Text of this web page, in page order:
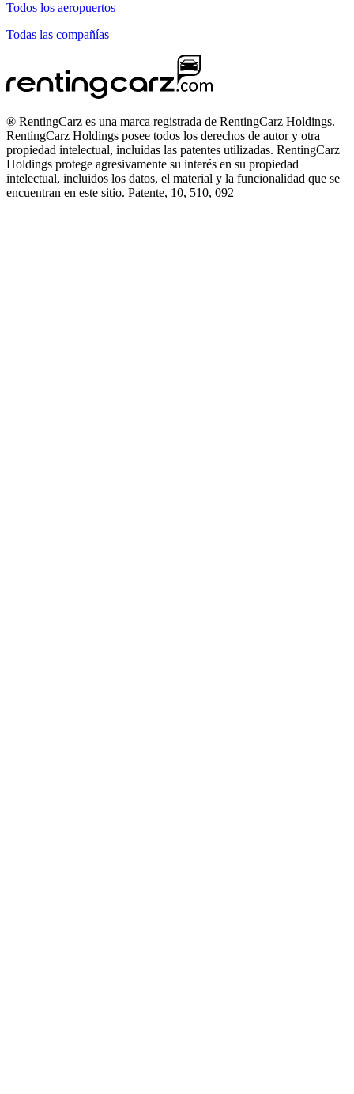
Todos los aeropuertos
Todas las compañías
® RentingCarz es una marca registrada de RentingCarz Holdings.
RentingCarz Holdings posee todos los derechos de autor y otra
propiedad intelectual, incluidas las patentes utilizadas. RentingCarz
Holdings protege agresivamente su interés en su propiedad
intelectual, incluidos los datos, el material y la funcionalidad que se
encuentran en este sitio. Patente, 10, 510, 092